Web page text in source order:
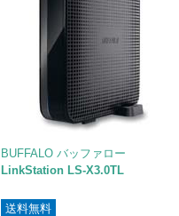
BUFFALO バッファロー
LinkStation LS-X3.0TL
送料無料